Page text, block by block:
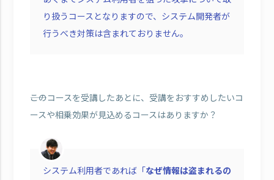
り扱うコースとなりますので、システム開発者が
行うべき対策は含まれておりません。
――このコースを受講したあとに、受講をおすすめしたいコ
ースや相乗効果が見込めるコースはありますか？
システム利用者であれば「なぜ情報は盗まれるの